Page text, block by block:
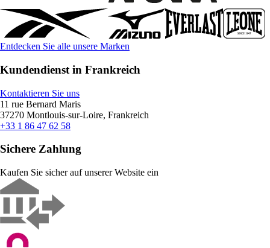
Entdecken Sie alle unsere Marken
Kundendienst in Frankreich
Kontaktieren Sie uns
11 rue Bernard Maris
37270 Montlouis-sur-Loire, Frankreich
+33 1 86 47 62 58
Sichere Zahlung
Kaufen Sie sicher auf unserer Website ein